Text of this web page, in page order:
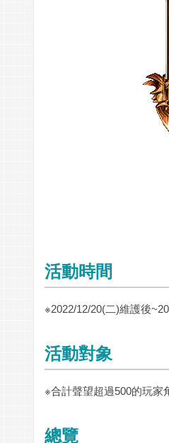
活動時間
※2022/12/20(二)維護後
活動對象
※合計聲望超過500的玩家
總覽